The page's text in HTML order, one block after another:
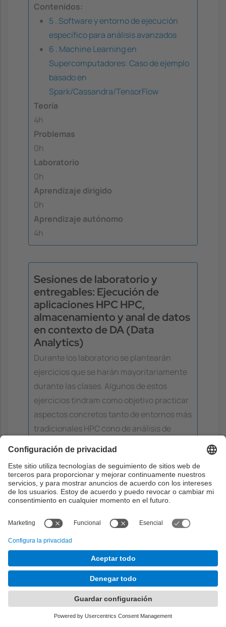
Contenidos:
5 . Software y entorno de ejecución
específico para análisis avanzados
6 . Machine Learning en
Supercomputadores: Caso de ejemplo
basado en
Spark/Cassandra/TensorFlow
Teoría
4h
Problemas
0h
Laboratorio
0h
Aprendizaje dirigido
0h
Aprendizaje autónomo
4h
Sesiones de laboratorio y
entregables: Ejecución de
aplicaciones HPC HPC,
almacenamiento y anal de datos
en contexto de DA (Data
Analytics)
Durante los laboratorio se plantearán
ejercicios que se harán mayoritariamente
durante las clases. Algunos de estos
ejercicios tindram como objetivo practicar
aspectos concretos tanto de entornos más
tradicionales HPC cono de análisis de
más grande que se hará al llarge de las
sesiones. Habrán dos ejercicios: uno para
la parte más HPC y otro más específico
para entornos de análisis de datos. En
las sesiones dedicadas a entornos y
aplicaciones HPC. El segundo justo
después de finalizar las sesiones de
entornos de análisis de datos.
Objetivos:2534
Contenidos:
3 . Entornos de ejecución de